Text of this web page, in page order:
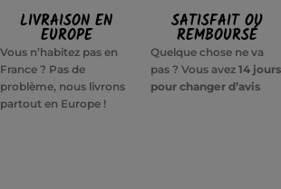
LIVRAISON EN
EUROPE
Vous n’habitez pas en
France ? Pas de
problème, nous livrons
partout en Europe !
SATISFAIT OU
REMBOURSÉ
Quelque chose ne va
pas ? Vous avez14 jours
pour changer d’avis